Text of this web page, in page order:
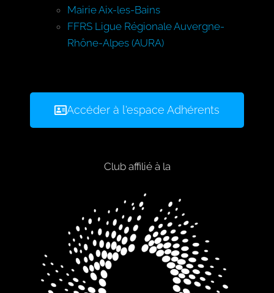
Mairie Aix-les-Bains
FFRS Ligue Régionale Auvergne-
Rhône-Alpes (AURA)
Accéder à l'espace Adhérents
Club affilié à la